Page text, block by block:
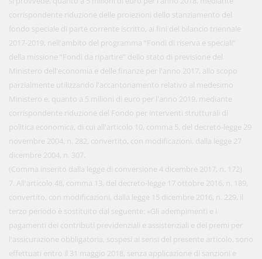
corrispondente riduzione delle proiezioni dello stanziamento del
fondo speciale di parte corrente iscritto, ai fini del bilancio triennale
2017-2019, nell'ambito del programma “Fondi di riserva e speciali”
della missione “Fondi da ripartire” dello stato di previsione del
Ministero dell'economia e delle finanze per l'anno 2017, allo scopo
parzialmente utilizzando l'accantonamento relativo al medesimo
Ministero e, quanto a 5 milioni di euro per l'anno 2019, mediante
corrispondente riduzione del Fondo per interventi strutturali di
politica economica, di cui all'articolo 10, comma 5, del decreto-legge 29
novembre 2004, n. 282, convertito, con modificazioni, dalla legge 27
dicembre 2004, n. 307.
(Comma inserito dalla legge di conversione 4 dicembre 2017, n. 172)
7. All'articolo 48, comma 13, del decreto-legge 17 ottobre 2016, n. 189,
convertito, con modificazioni, dalla legge 15 dicembre 2016, n. 229, il
terzo periodo è sostituito dal seguente: «Gli adempimenti e i
pagamenti dei contributi previdenziali e assistenziali e dei premi per
l'assicurazione obbligatoria, sospesi ai sensi del presente articolo, sono
effettuati entro il 31 maggio 2018, senza applicazione di sanzioni e